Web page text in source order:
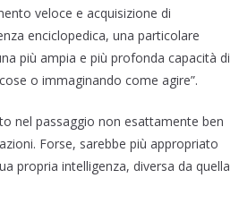
veloce e acquisizione di
enciclopedica, una particolare
più ampia e più profonda capacità di
o immaginando come agire”.
nel passaggio non esattamente ben
Forse, sarebbe più appropriato
propria intelligenza, diversa da quella